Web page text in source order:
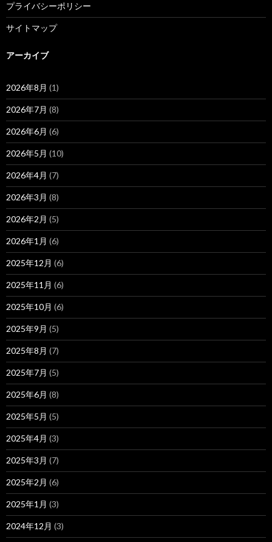
プライバシーポリシー
サイトマップ
アーカイブ
2026年8月 (1)
2026年7月 (8)
2026年6月 (6)
2026年5月 (10)
2026年4月 (7)
2026年3月 (8)
2026年2月 (5)
2026年1月 (6)
2025年12月 (6)
2025年11月 (6)
2025年10月 (6)
2025年9月 (5)
2025年8月 (7)
2025年7月 (5)
2025年6月 (8)
2025年5月 (5)
2025年4月 (3)
2025年3月 (7)
2025年2月 (6)
2025年1月 (3)
2024年12月 (3)